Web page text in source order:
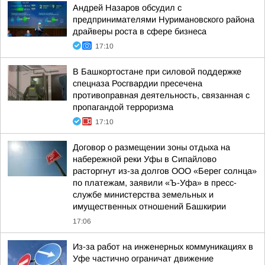
Андрей Назаров обсудил с
предпринимателями Нуримановского района
драйверы роста в сфере бизнеса
17:10
В Башкортостане при силовой поддержке
спецназа Росгвардии пресечена
противоправная деятельность, связанная с
пропагандой терроризма
17:10
Договор о размещении зоны отдыха на
набережной реки Уфы в Сипайлово
расторгнут из-за долгов ООО «Берег солнца»
по платежам, заявили «Ъ-Уфа» в пресс-
службе министерства земельных и
имущественных отношений Башкирии
17:06
Из-за работ на инженерных коммуникациях в
Уфе частично ограничат движение